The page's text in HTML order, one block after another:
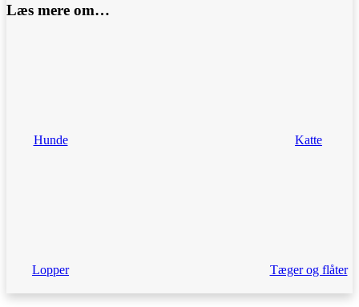
Læs mere om…
Hunde Katte
Lopper Tæger og flåter